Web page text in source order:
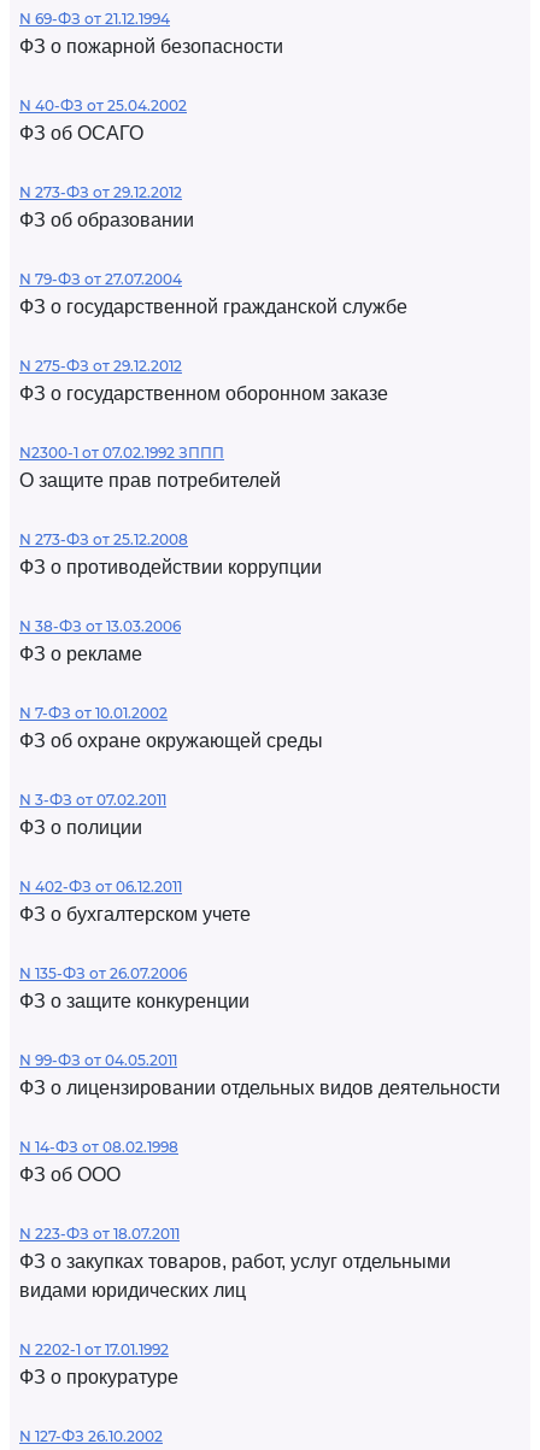
N 69-ФЗ от 21.12.1994
ФЗ о пожарной безопасности
N 40-ФЗ от 25.04.2002
ФЗ об ОСАГО
N 273-ФЗ от 29.12.2012
ФЗ об образовании
N 79-ФЗ от 27.07.2004
ФЗ о государственной гражданской службе
N 275-ФЗ от 29.12.2012
ФЗ о государственном оборонном заказе
N2300-1 от 07.02.1992 ЗППП
О защите прав потребителей
N 273-ФЗ от 25.12.2008
ФЗ о противодействии коррупции
N 38-ФЗ от 13.03.2006
ФЗ о рекламе
N 7-ФЗ от 10.01.2002
ФЗ об охране окружающей среды
N 3-ФЗ от 07.02.2011
ФЗ о полиции
N 402-ФЗ от 06.12.2011
ФЗ о бухгалтерском учете
N 135-ФЗ от 26.07.2006
ФЗ о защите конкуренции
N 99-ФЗ от 04.05.2011
ФЗ о лицензировании отдельных видов деятельности
N 14-ФЗ от 08.02.1998
ФЗ об ООО
N 223-ФЗ от 18.07.2011
ФЗ о закупках товаров, работ, услуг отдельными
видами юридических лиц
N 2202-1 от 17.01.1992
ФЗ о прокуратуре
N 127-ФЗ 26.10.2002